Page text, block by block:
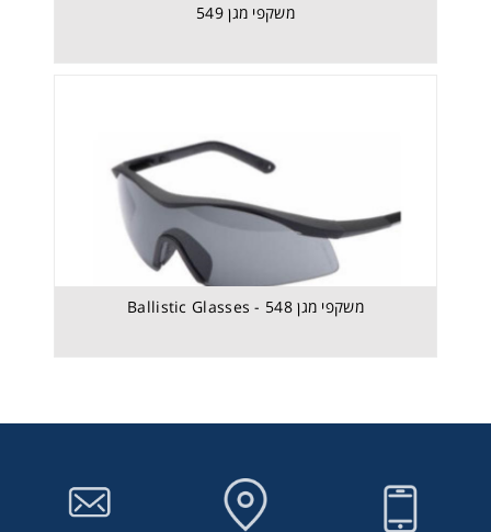
משקפי מגן 549
משקפי מגן 548 - Ballistic Glasses